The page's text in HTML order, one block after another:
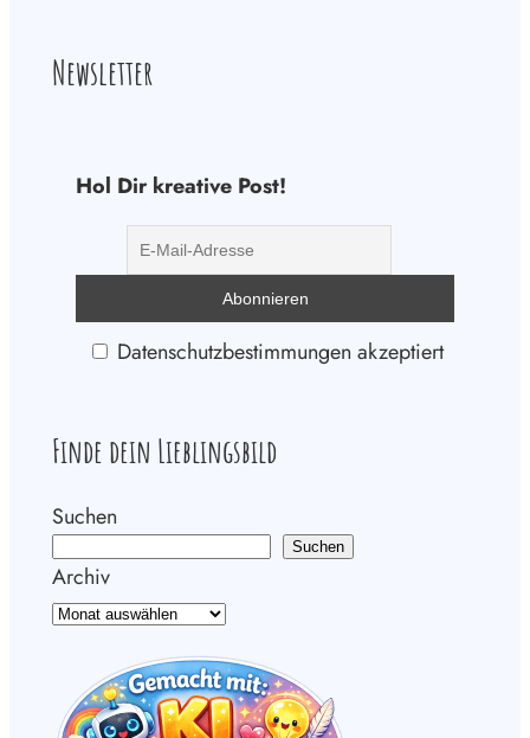
Newsletter
Hol Dir kreative Post!
Datenschutzbestimmungen akzeptiert
Finde dein Lieblingsbild
Suchen
Suchen
Archiv